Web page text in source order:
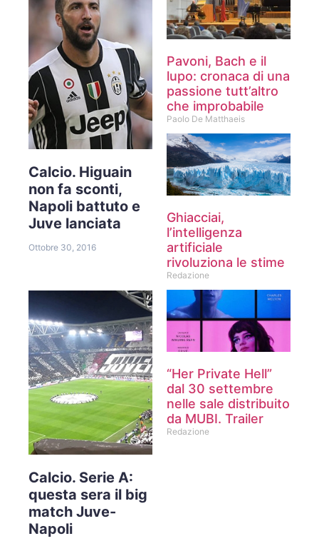
Calcio. Higuain
non fa sconti,
Napoli battuto e
Juve lanciata
Ottobre 30, 2016
Calcio. Serie A:
questa sera il big
match Juve-
Napoli
Pavoni, Bach e il
lupo: cronaca di una
passione tutt’altro
che improbabile
Paolo De Matthaeis
Ghiacciai,
l’intelligenza
artificiale
rivoluziona le stime
Redazione
“Her Private Hell”
dal 30 settembre
nelle sale distribuito
da MUBI. Trailer
Redazione